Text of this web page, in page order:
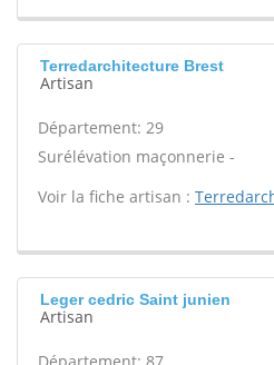
Terredarchitecture Brest
Artisan
Département: 29
Surélévation maçonnerie -
Voir la fiche artisan :
Leger cedric Saint junien
Artisan